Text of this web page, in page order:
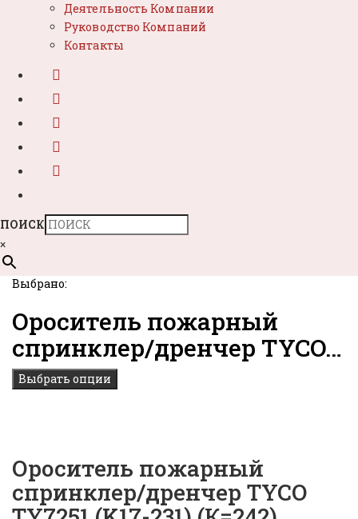
Деятельность Компании
Руководство Компаний
Контакты
ПОИСК
×
Выбрано:
Ороситель пожарный
спринклер/дренчер TYCO…
Выбрать опции
Ороситель пожарный
спринклер/дренчер TYCO